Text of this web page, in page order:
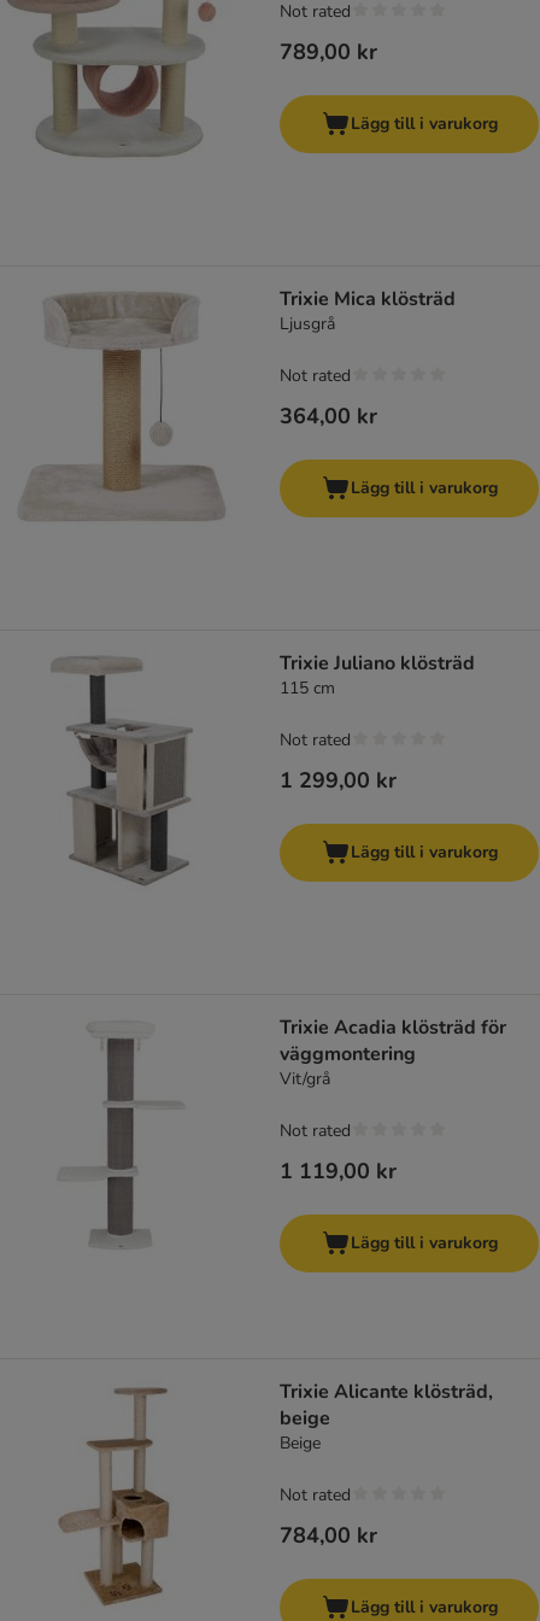
789,00 kr
Not rated
Lägg till i varukorg
Trixie Mica klösträd
Ljusgrå
364,00 kr
Not rated
Lägg till i varukorg
Trixie Juliano klösträd
115 cm
1 299,00 kr
Not rated
Lägg till i varukorg
Trixie Acadia klösträd för
väggmontering
Vit/grå
1 119,00 kr
Not rated
Lägg till i varukorg
Trixie Alicante klösträd,
beige
Beige
784,00 kr
Not rated
Lägg till i varukorg